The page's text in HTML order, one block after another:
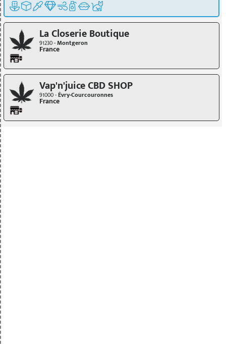
La Closerie Boutique
91230 -Montgeron
France
Vap'n'juice CBD SHOP
91000 -Évry-Courcouronnes
France